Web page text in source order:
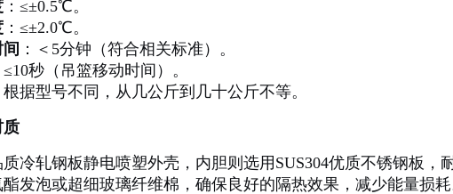
：≤±0.5℃。
：≤±2.0℃。
：＜5分钟（符合相关标准）。
≤10秒（吊篮移动时间）。
根据型号不同，从几公斤到几十公斤不等。
质
冷轧钢板静电喷塑外壳，内胆则选用SUS304优质不锈钢板，
发泡或超细玻璃纤维棉，确保良好的隔热效果，减少能量损